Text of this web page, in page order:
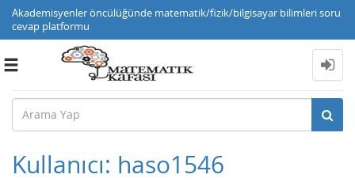
Akademisyenler öncülüğünde matematik/fizik/bilgisayar bilimleri soru
cevap platformu
Toggle
Kullanıcı: haso1546